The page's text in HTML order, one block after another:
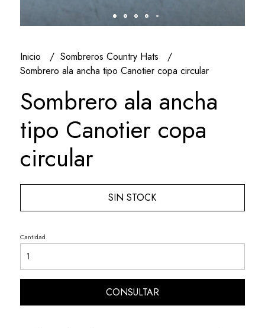
Inicio
Sombreros Country Hats
Sombrero ala ancha tipo Canotier copa circular
Sombrero ala ancha
tipo Canotier copa
circular
SIN STOCK
Cantidad
CONSULTAR